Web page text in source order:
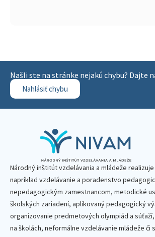
Našli ste na stránke nejakú chybu? Dajte
Nahlásiť chybu
Národný inštitút vzdelávania a mládeže
napríklad vzdelávanie a poradenstvo
nepedagogickým zamestnancom, metodické
školských zariadení, aplikovaný pedagogický
organizovanie predmetových olympiád a
na školách, neformálne vzdelávanie mládeže či